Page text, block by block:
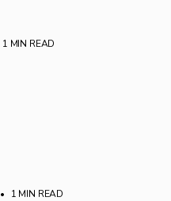
1 MIN READ
• 1 MIN READ